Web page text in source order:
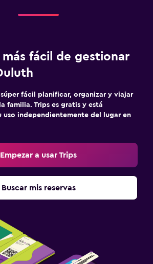
más fácil de gestionar
súper fácil planificar, organizar y viajar
familia. Trips es gratis y está
uso independientemente del lugar en
Empezar a usar Trips
Buscar mis reservas